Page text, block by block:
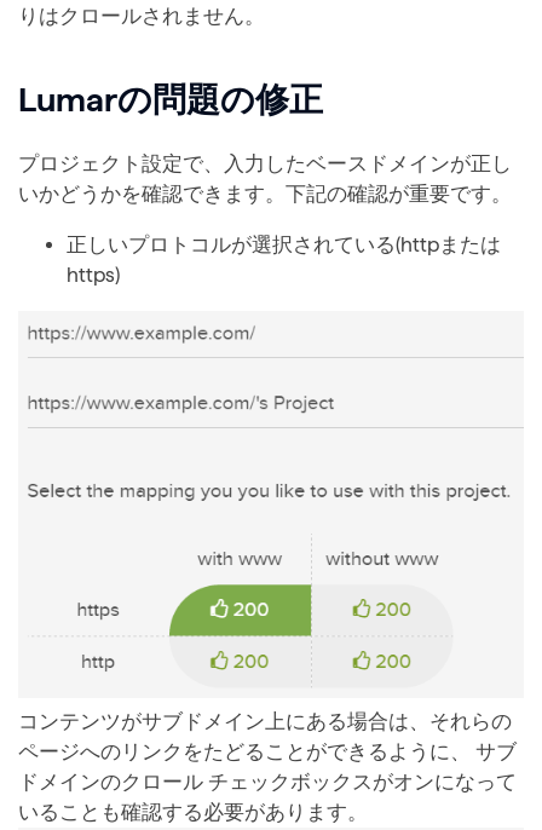
りはクロールされません。
Lumarの問題の修正
プロジェクト設定で、入力したベースドメインが正し
いかどうかを確認できます。下記の確認が重要です。
正しいプロトコルが選択されている(httpまたは
https)
コンテンツがサブドメイン上にある場合は、それらの
ページへのリンクをたどることができるように、 サブ
ドメインのクロール チェックボックスがオンになって
いることも確認する必要があります。